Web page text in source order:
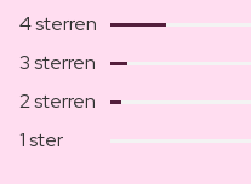
4 sterren
3 sterren
2 sterren
1 ster